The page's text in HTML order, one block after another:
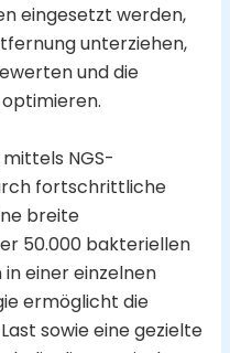
eingesetzt werden,
unterziehen,
und die
NGS-
fortschrittliche
breite
50.000 bakteriellen
einer einzelnen
ermöglicht die
sowie eine gezielte